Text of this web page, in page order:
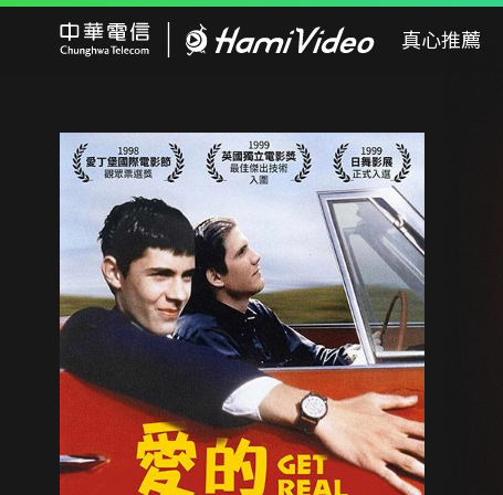
真心推薦